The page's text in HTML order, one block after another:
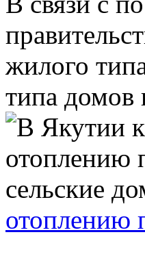
жилого
типа домов
отоплению